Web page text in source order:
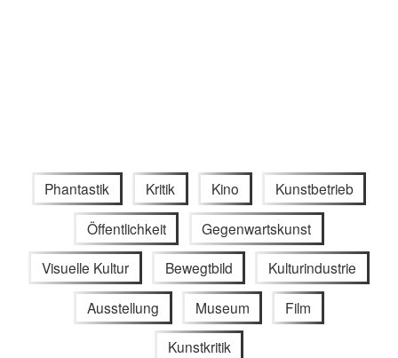
Phantastik Kritik Kino Kunstbetrieb
Öffentlichkeit Gegenwartskunst
Visuelle Kultur Bewegtbild Kulturindustrie
Ausstellung Museum Film
Kunstkritik